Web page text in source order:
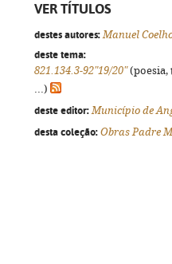
VER TÍTULOS
destes autores: Manuel
deste tema:
821.134.3-92"19/20"(poesia,
...)
deste editor: Município de
desta coleção: Obras Padre